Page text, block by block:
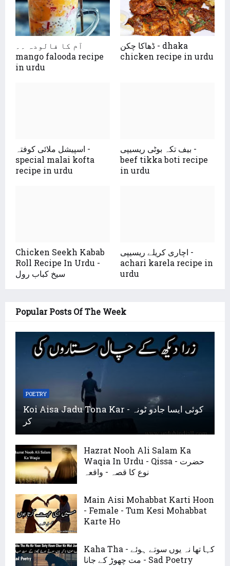
آم کا فالودہ ۔۔
mango falooda recipe
in urdu
ڈھاکا چکن - dhaka
chicken recipe in urdu
اسپیشل ملائی کوفتہ -
special malai kofta
recipe in urdu
بیف تکہ بوٹی ریسیپی -
beef tikka boti recipe
in urdu
Chicken Seekh Kabab
Roll Recipe In Urdu -
سیخ کباب رول
اچاری کریلے ریسیپی -
achari karela recipe in
urdu
Popular Posts Of The Week
POETRY
Koi Aisa Jadu Tona Kar - کوئی ایسا جادو ٹونہ
کر
Hazrat Nooh Ali Salam Ka
Waqia In Urdu - Qissa - حضرت
نوع کا قصہ - واقعہ
Main Aisi Mohabbat Karti Hoon
- Female - Tum Kesi Mohabbat
Karte Ho
Kaha Tha - کہا تھا نہ یوں سوتے ہوئے
مت چھوڑ کے جانا - Sad Poetry